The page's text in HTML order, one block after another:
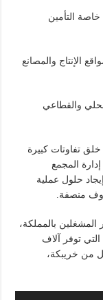
خاصة التأمين
الإنتاج والمصانع
والقطاعي
تفاوتات كبيرة
المجمع
حلول عملية
منصفة.
بالمملكة،
توفر آلاف
من خريبكة،